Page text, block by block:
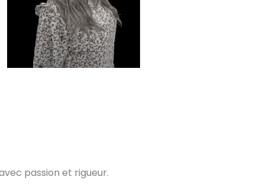
Profil LinkedIn
passion et rigueur.